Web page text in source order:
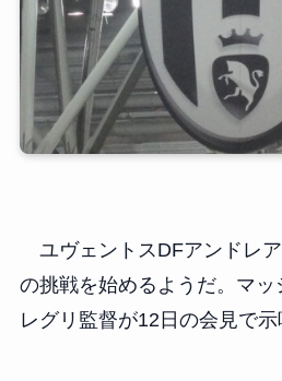
ユヴェントスDFアンドレ
の挑戦を始めるようだ。マッ
レグリ監督が12日の会見で示